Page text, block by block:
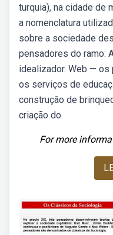
turquia), na cidade de
a nomenclatura
sobre a sociedade
pensadores do ramo:
idealizador. Web — os
os serviços de
construção de
criação do.
For more